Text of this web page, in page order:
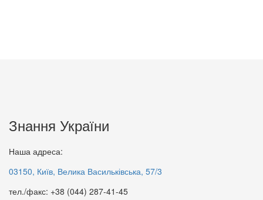
Бо ця війна не мала статись…
350 грн.
Берегиння мудрості,
добролюбства та свободи
Знання України
Наша адреса:
03150, Київ, Велика Васильківська, 57/3
тел./факс: +38 (044) 287-41-45